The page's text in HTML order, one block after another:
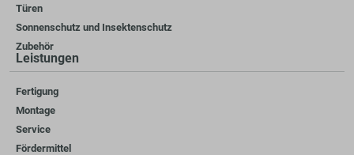
Türen
Sonnenschutz und Insektenschutz
Zubehör
Leistungen
Fertigung
Montage
Service
Fördermittel